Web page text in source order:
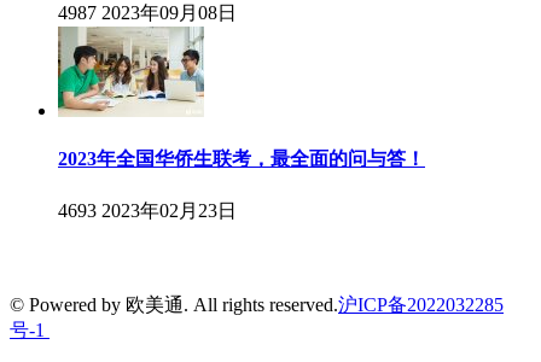
4987 2023年09月08日
2023年全国华侨生联考，最全面的问与答！
4693 2023年02月23日
© Powered by 欧美通. All rights reserved.沪ICP备2022032285
号-1